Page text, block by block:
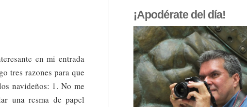
en mi entrada
tres razones para que
navideños: 1. No me
una resma de papel
¡Apodérate del día!